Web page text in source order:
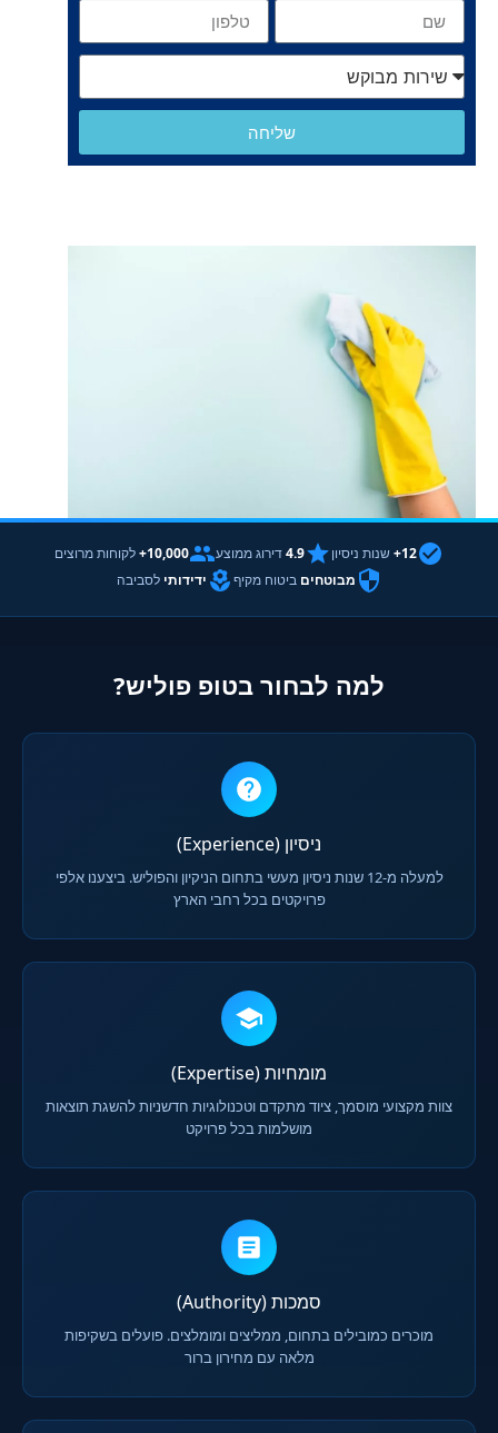
שליחה
12+ שנות ניסיון 4.9דירוג ממוצע 10,000+
לקוחות מרוצים
מבוטחים ביטוח מקיף ידידותי לסביבה
למה לבחור בטופ פוליש?
ניסיון (Experience)
למעלה מ-12 שנות ניסיון מעשי בתחום הניקיון והפוליש. ביצענו אלפי
פרויקטים בכל רחבי הארץ
מומחיות (Expertise)
צוות מקצועי מוסמך, ציוד מתקדם וטכנולוגיות חדשניות להשגת תוצאות
מושלמות בכל פרויקט
סמכות (Authority)
מוכרים כמובילים בתחום, ממליצים ומומלצים. פועלים בשקיפות
מלאה עם מחירון ברור